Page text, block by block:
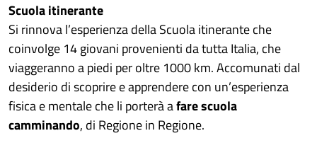
Scuola itinerante
Si rinnova l’esperienza della Scuola itinerante che
coinvolge 14 giovani provenienti da tutta Italia, che
viaggeranno a piedi per oltre 1000 km. Accomunati dal
desiderio di scoprire e apprendere con un’esperienza
fisica e mentale che li porterà afare scuola
camminando, di Regione in Regione.